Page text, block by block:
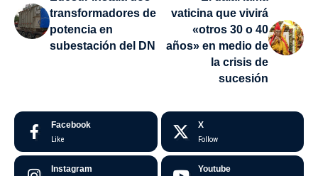
transformadores de
potencia en
subestación del DN
vaticina que vivirá
«otros 30 o 40
años» en medio de
la crisis de
sucesión
Facebook
Like
X
Follow
Instagram Youtube